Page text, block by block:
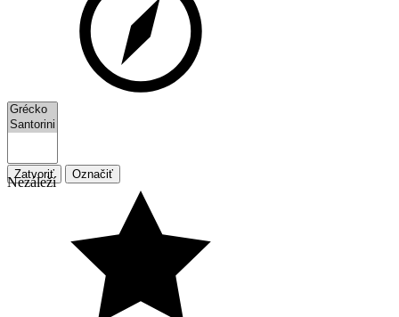
Zatvoriť Označiť
Nezáleží